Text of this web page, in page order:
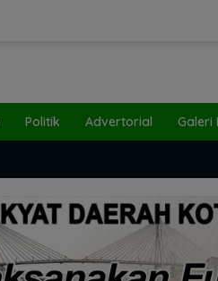
Politik Advertorial Galeri